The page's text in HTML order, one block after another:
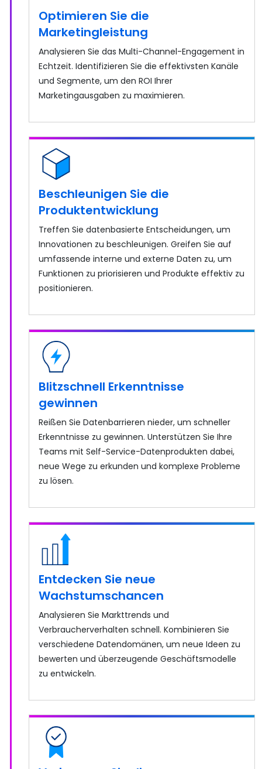
Optimieren Sie die
Marketingleistung
Analysieren Sie das Multi-Channel-Engagement in
Echtzeit. Identifizieren Sie die effektivsten Kanäle
und Segmente, um den ROI Ihrer
Marketingausgaben zu maximieren.
Beschleunigen Sie die
Produktentwicklung
Treffen Sie datenbasierte Entscheidungen, um
Innovationen zu beschleunigen. Greifen Sie auf
umfassende interne und externe Daten zu, um
Funktionen zu priorisieren und Produkte effektiv zu
positionieren.
Blitzschnell Erkenntnisse
gewinnen
Reißen Sie Datenbarrieren nieder, um schneller
Erkenntnisse zu gewinnen. Unterstützen Sie Ihre
Teams mit Self-Service-Datenprodukten dabei,
neue Wege zu erkunden und komplexe Probleme
zu lösen.
Entdecken Sie neue
Wachstumschancen
Analysieren Sie Markttrends und
Verbraucherverhalten schnell. Kombinieren Sie
verschiedene Datendomänen, um neue Ideen zu
bewerten und überzeugende Geschäftsmodelle
zu entwickeln.